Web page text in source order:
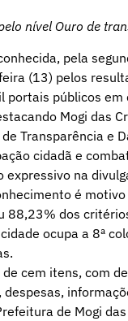
nível Ouro de
pela
(13) pelos
públicos
Mogi das
Transparência e
cidadã e
na
é
88,23% dos
ocupa a 8ª
cem itens, com
de Mogi